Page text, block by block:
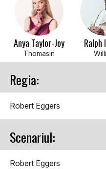
Anya Taylor-Joy
Thomasin
Ralph
Regia:
Robert Eggers
Scenariul:
Robert Eggers